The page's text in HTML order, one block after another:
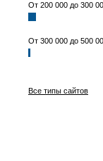
От 200 000 до 300
От 300 000 до 500
Все типы сайтов